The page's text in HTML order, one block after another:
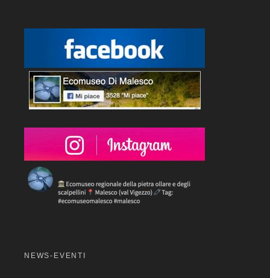
NEWS-EVENTI